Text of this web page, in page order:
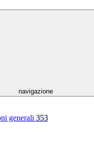
navigazione
generali 353